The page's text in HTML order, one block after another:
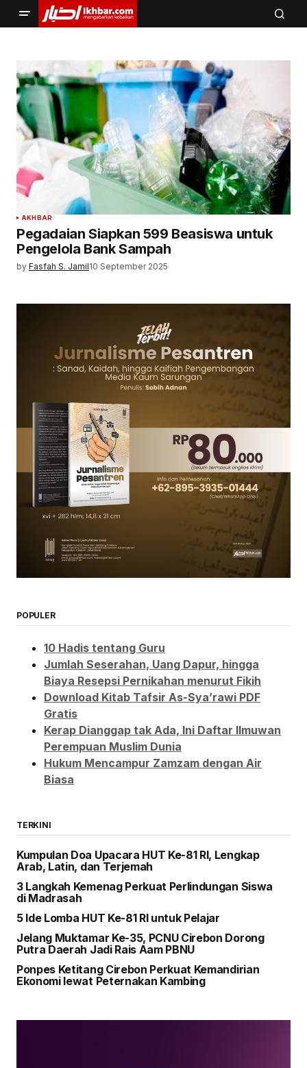
AKHBAR
Pegadaian Siapkan 599 Beasiswa untuk
Pengelola Bank Sampah
by Fasfah S. Jamil10 September 2025
POPULER
10 Hadis tentang Guru
Jumlah Seserahan, Uang Dapur, hingga
Biaya Resepsi Pernikahan menurut Fikih
Download Kitab Tafsir As-Sya’rawi PDF
Gratis
Kerap Dianggap tak Ada, Ini Daftar Ilmuwan
Perempuan Muslim Dunia
Hukum Mencampur Zamzam dengan Air
Biasa
TERKINI
Kumpulan Doa Upacara HUT Ke-81 RI, Lengkap
Arab, Latin, dan Terjemah
3 Langkah Kemenag Perkuat Perlindungan Siswa
di Madrasah
5 Ide Lomba HUT Ke-81 RI untuk Pelajar
Jelang Muktamar Ke-35, PCNU Cirebon Dorong
Putra Daerah Jadi Rais Aam PBNU
Ponpes Ketitang Cirebon Perkuat Kemandirian
Ekonomi lewat Peternakan Kambing